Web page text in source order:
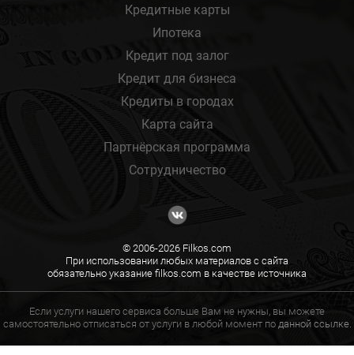
Кредитные карты
Ипотека
Кредит под залог
Кредит для бизнеса
Кредиты в городах
Карта сайта
Партнёрская программа
Сотрудничество
© 2006-2026 Filkos.com
При использовании любых материалов с сайта
обязательно указание filkos.com в качестве источника
Если услуги нашего сервиса больше Вам не нужны, вы можете
самостоятельно отписаться от услуги в любой момент по данной ссылке.